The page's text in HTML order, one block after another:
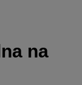
na